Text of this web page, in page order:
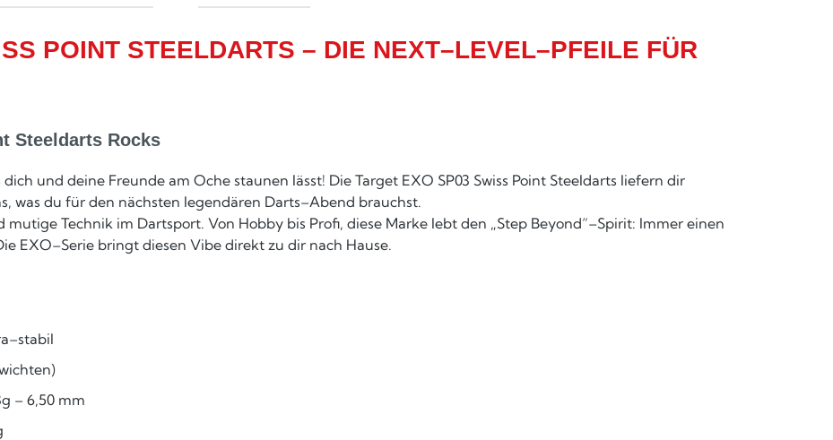
POINT STEELDARTS – DIE NEXT–LEVEL–PFEILE FÜR
Steeldarts Rocks
und deine Freunde am Oche staunen lässt! Die Target EXO SP03 Swiss Point Steeldarts liefern dir
was du für den nächsten legendären Darts–Abend brauchst.
Technik im Dartsport. Von Hobby bis Profi, diese Marke lebt den „Step Beyond“–Spirit: Immer einen
EXO–Serie bringt diesen Vibe direkt zu dir nach Hause.
– 6,50 mm